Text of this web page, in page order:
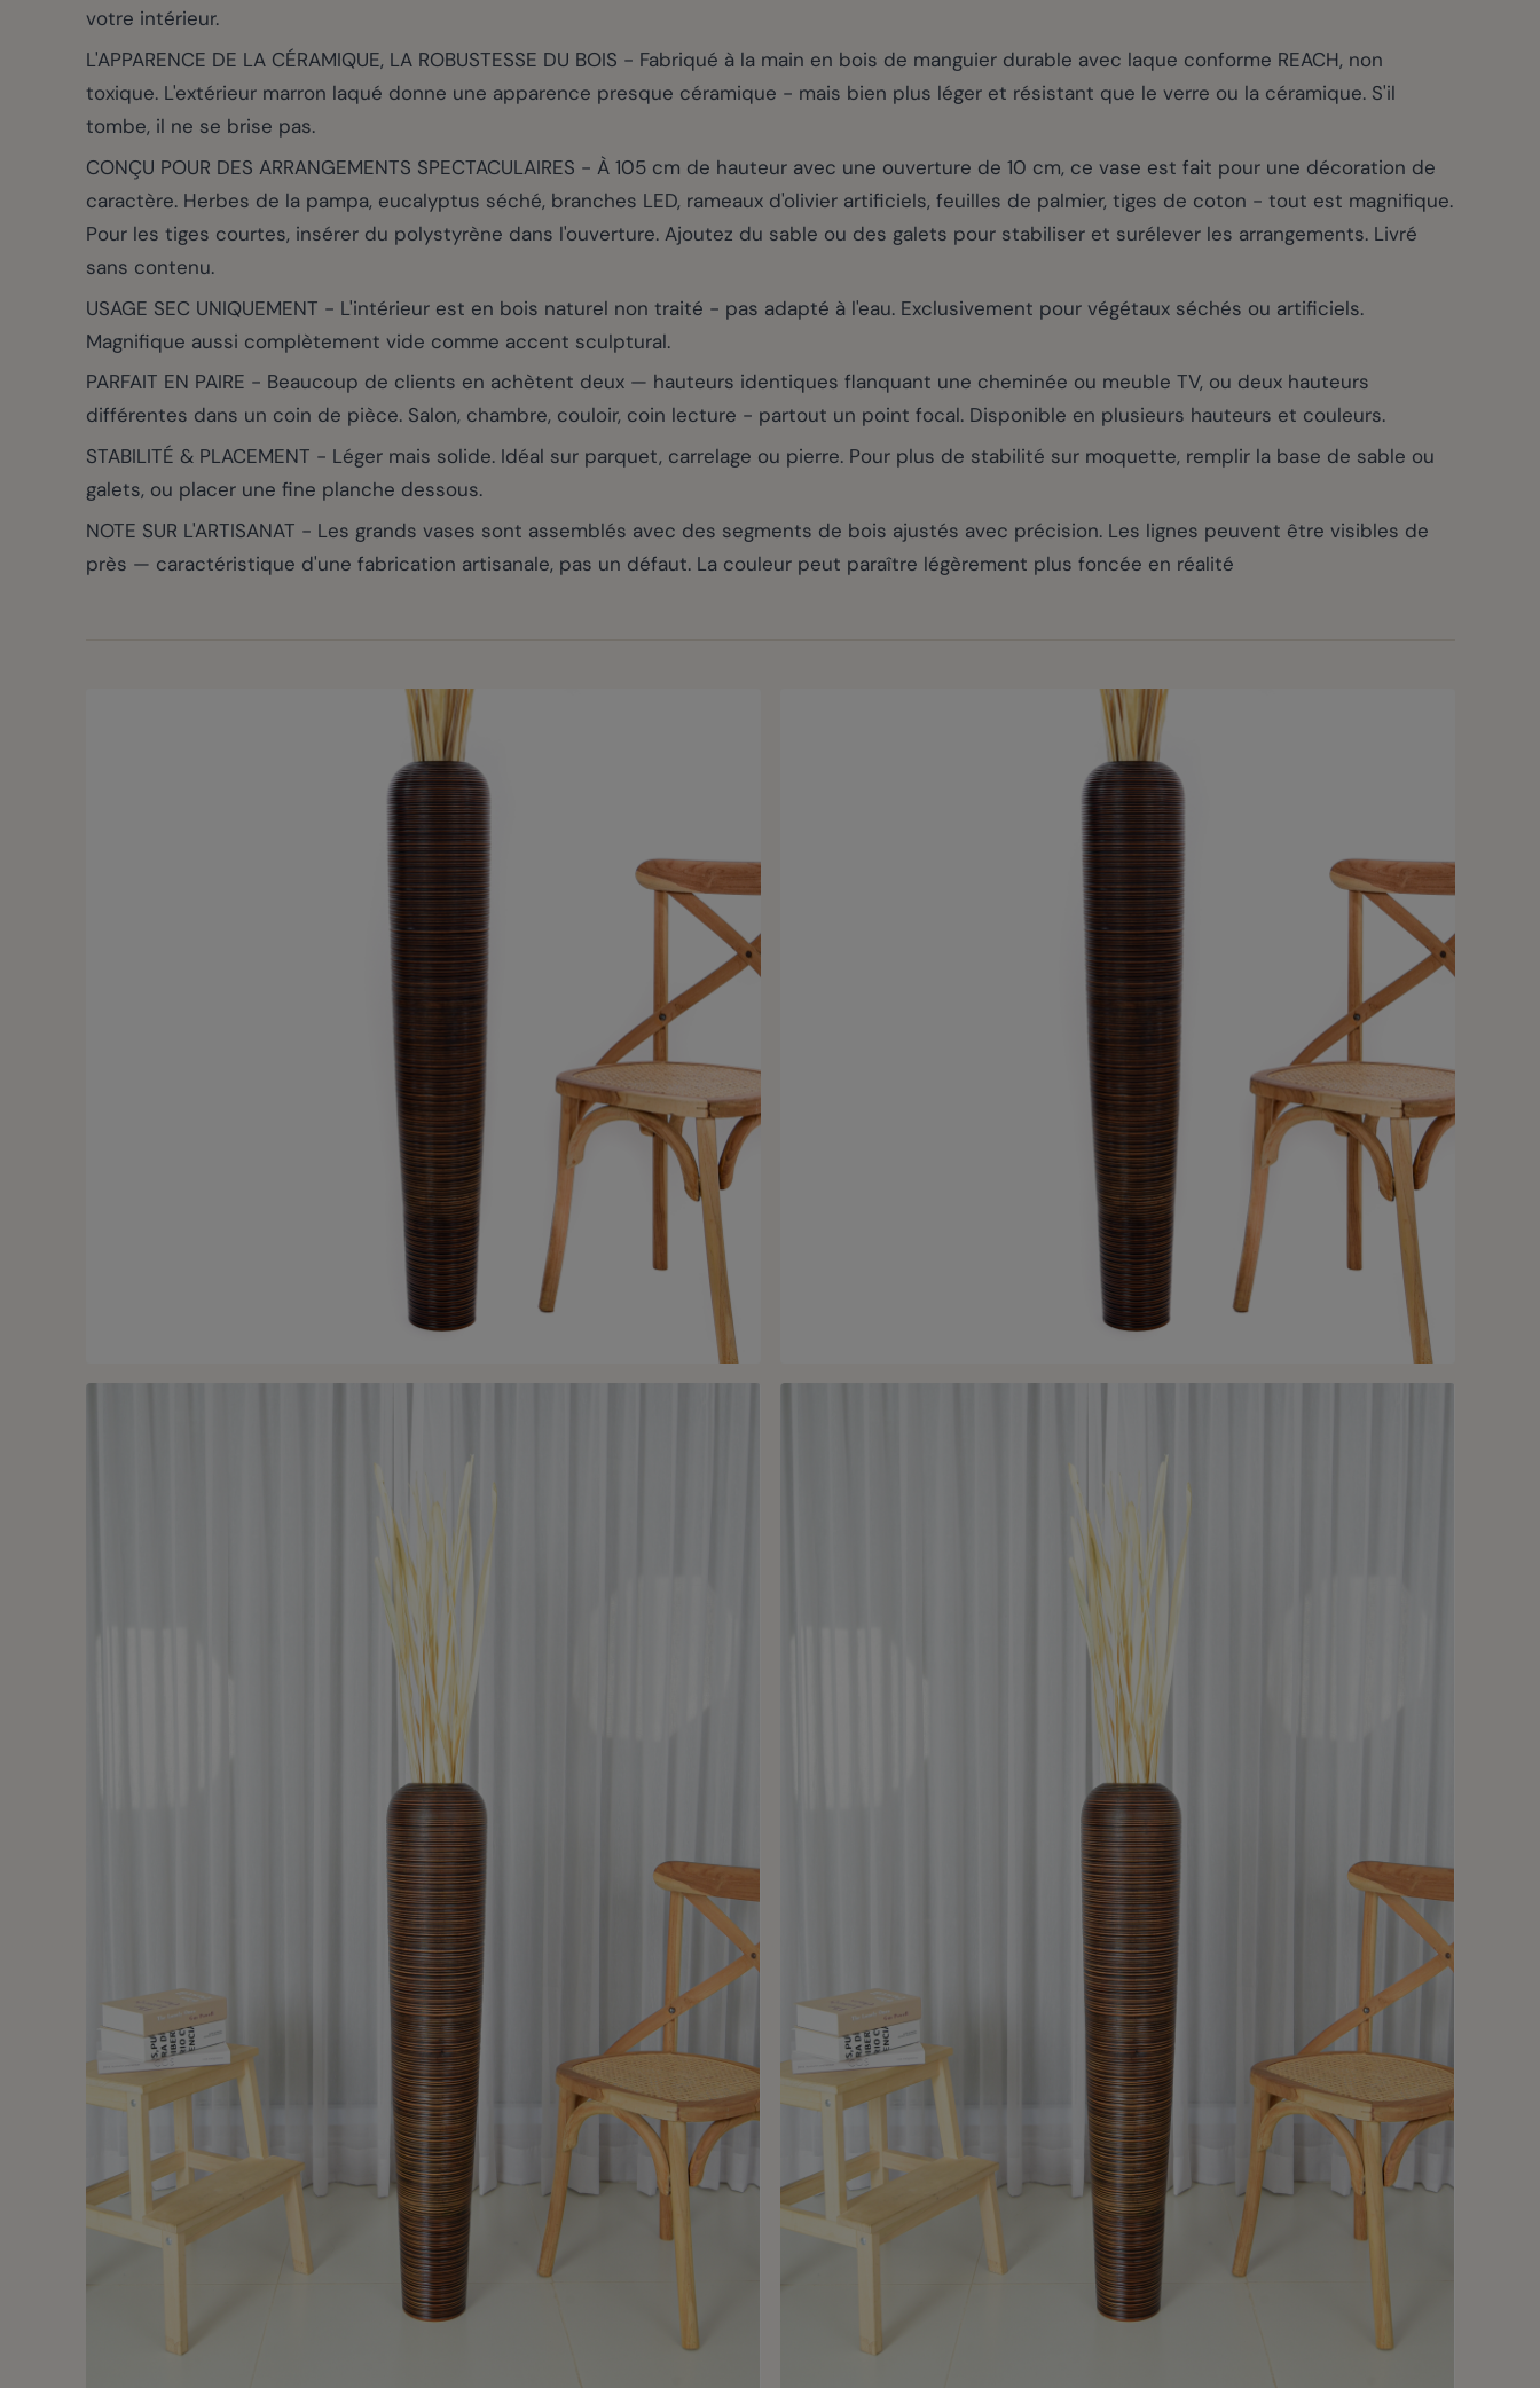
votre intérieur.
L'APPARENCE DE LA CÉRAMIQUE, LA ROBUSTESSE DU BOIS - Fabriqué à la main en bois de manguier durable avec laque conforme REACH, non
toxique. L'extérieur marron laqué donne une apparence presque céramique - mais bien plus léger et résistant que le verre ou la céramique. S'il
tombe, il ne se brise pas.
CONÇU POUR DES ARRANGEMENTS SPECTACULAIRES - À 105 cm de hauteur avec une ouverture de 10 cm, ce vase est fait pour une décoration de
caractère. Herbes de la pampa, eucalyptus séché, branches LED, rameaux d'olivier artificiels, feuilles de palmier, tiges de coton - tout est magnifique.
Pour les tiges courtes, insérer du polystyrène dans l'ouverture. Ajoutez du sable ou des galets pour stabiliser et surélever les arrangements. Livré
sans contenu.
USAGE SEC UNIQUEMENT - L'intérieur est en bois naturel non traité - pas adapté à l'eau. Exclusivement pour végétaux séchés ou artificiels.
Magnifique aussi complètement vide comme accent sculptural.
PARFAIT EN PAIRE - Beaucoup de clients en achètent deux — hauteurs identiques flanquant une cheminée ou meuble TV, ou deux hauteurs
différentes dans un coin de pièce. Salon, chambre, couloir, coin lecture - partout un point focal. Disponible en plusieurs hauteurs et couleurs.
STABILITÉ & PLACEMENT - Léger mais solide. Idéal sur parquet, carrelage ou pierre. Pour plus de stabilité sur moquette, remplir la base de sable ou
galets, ou placer une fine planche dessous.
NOTE SUR L'ARTISANAT - Les grands vases sont assemblés avec des segments de bois ajustés avec précision. Les lignes peuvent être visibles de
près — caractéristique d'une fabrication artisanale, pas un défaut. La couleur peut paraître légèrement plus foncée en réalité